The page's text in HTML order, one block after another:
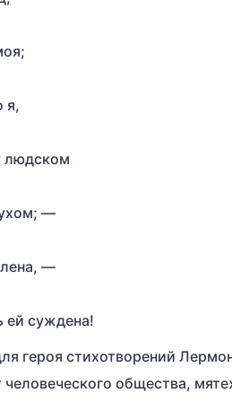
я,
людском
—
—
ей суждена!
героя стихотворений
человеческого общества,